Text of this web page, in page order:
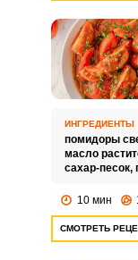
ИНГРЕДИЕНТЫ
помидоры
масло
сахар-песок,
10 мин
СМОТРЕТЬ